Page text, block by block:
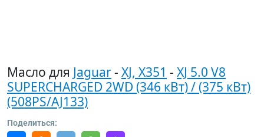
Масло для Jaguar- XJ, X351 - XJ 5.0 V8
SUPERCHARGED 2WD (346 кВт) / (375 кВт)
(508PS/AJ133)
Поделиться: